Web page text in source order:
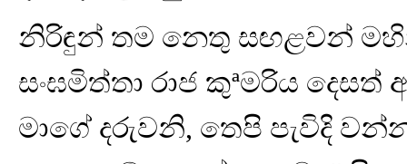
නිරිඳුන් තම නෙතු සඟළවන්
සංඝමිත්තා රාජ කුªමරිය
මාගේ දරුවනි, තෙපි පැවිදි